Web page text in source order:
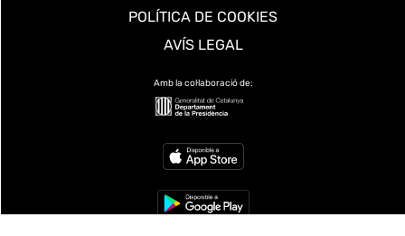
POLÍTICA DE COOKIES
AVÍS LEGAL
Amb la col·laboració de: